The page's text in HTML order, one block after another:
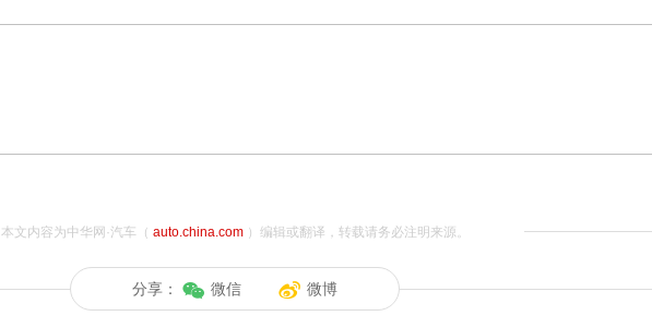
本文内容为中华网·汽车（ auto.china.com）编辑或翻译，转载请务必注明来源。
分享： 微信 微博